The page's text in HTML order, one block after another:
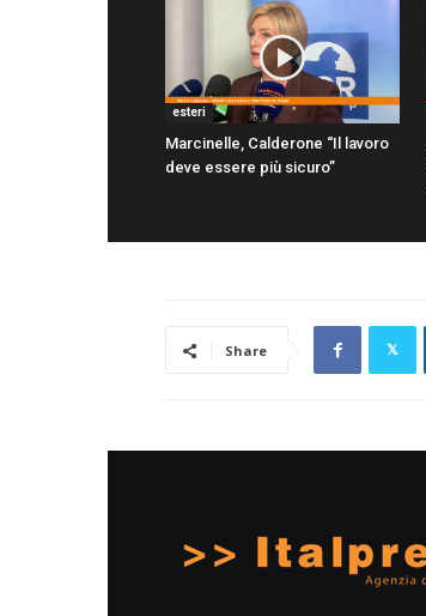
esteri
Marcinelle, Calderone “Il lavoro
deve essere più sicuro”
Share